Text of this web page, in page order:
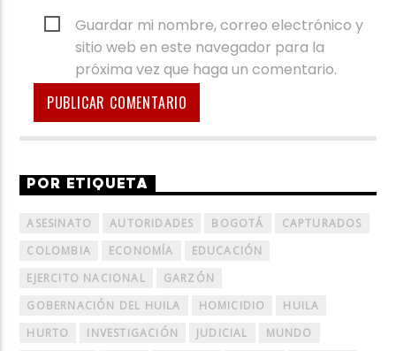
Guardar mi nombre, correo electrónico y
sitio web en este navegador para la
próxima vez que haga un comentario.
POR ETIQUETA
ASESINATO AUTORIDADES BOGOTÁ
CAPTURADOS
COLOMBIA
ECONOMÍA
EDUCACIÓN
EJERCITO NACIONAL
GARZÓN
GOBERNACIÓN DEL HUILA
HOMICIDIO
HUILA
HURTO
INVESTIGACIÓN JUDICIAL
MUNDO